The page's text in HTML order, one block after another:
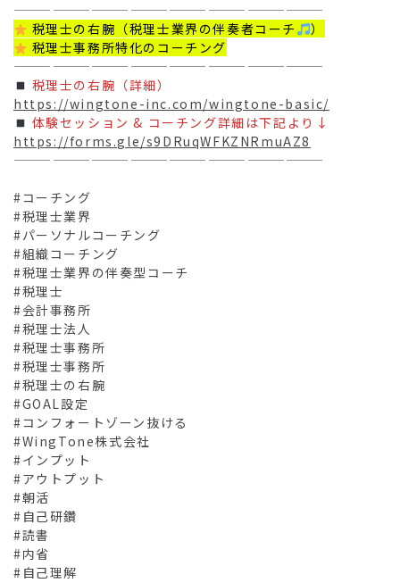
————————————————————————
税理士の右腕（税理士業界の伴奏者コーチ
）
税理士事務所特化のコーチング
————————————————————————
税理士の右腕（詳細）
https://wingtone-inc.com/wingtone-basic/
体験セッション & コーチング詳細は下記より↓
https://forms.gle/s9DRuqWFKZNRmuAZ8
————————————————————————
#コーチング
#税理士業界
#パーソナルコーチング
#組織コーチング
#税理士業界の伴奏型コーチ
#税理士
#会計事務所
#税理士法人
#税理士事務所
#税理士事務所
#税理士の右腕
#GOAL設定
#コンフォートゾーン抜ける
#WingTone株式会社
#インプット
#アウトプット
#朝活
#自己研鑽
#読書
#内省
#自己理解